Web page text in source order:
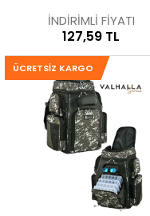
İNDİRİMLİ FİYATI
127,59 TL
ÜCRETSIZ KARGO